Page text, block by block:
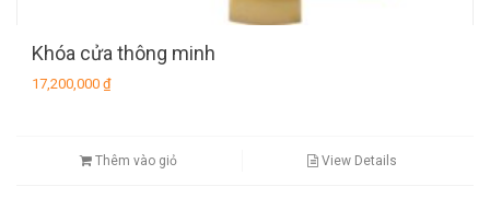
Khóa cửa thông minh
17,200,000 ₫
Thêm vào giỏ View Details